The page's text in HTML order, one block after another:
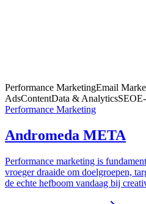
Performance MarketingEmail
AdsContentData & AnalyticsSEO
Performance Marketing
Andromeda META
Performance marketing is
vroeger draaide om doelgroepen,
de echte hefboom vandaag bij